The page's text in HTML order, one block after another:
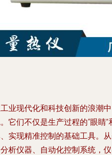
业现代化和科技创新的浪潮
它们不仅是生产过程的“眼睛
实现精准控制的基础工具。
析仪器、自动化控制系统，